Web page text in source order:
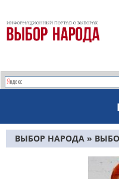
ВЫБОР НАРОДА »
РЕГИОНАЛЬНЫЕ